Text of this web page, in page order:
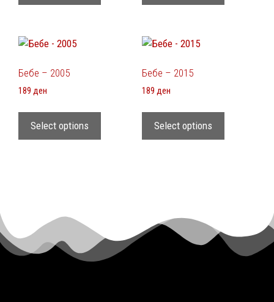
Бебе – 2005
189 ден
Select options
Бебе – 2015
189 ден
Select options